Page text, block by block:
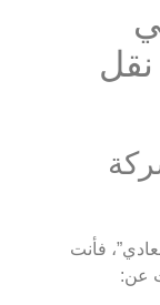
فأنت
عن: